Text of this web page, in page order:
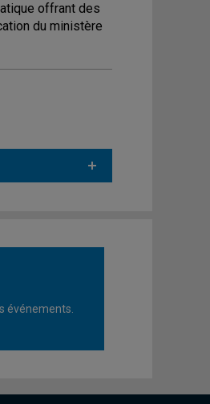
offrant des
du ministère
événements.